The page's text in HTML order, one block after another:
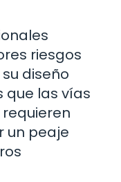
riesgos
diseño
que las vías
un peaje